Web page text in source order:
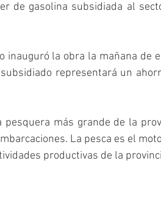
de gasolina subsidiada al
inauguró la obra la mañana de
representará un
más grande de la
La pesca es el
productivas de la